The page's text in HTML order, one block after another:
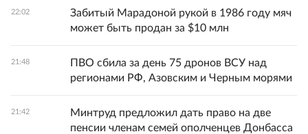
22:02
Забитый Марадоной рукой в 1986 году мяч
может быть продан за $10 млн
21:48
ПВО сбила за день 75 дронов ВСУ над
регионами РФ, Азовским и Черным морями
21:42
Минтруд предложил дать право на две
пенсии членам семей ополченцев Донбасса